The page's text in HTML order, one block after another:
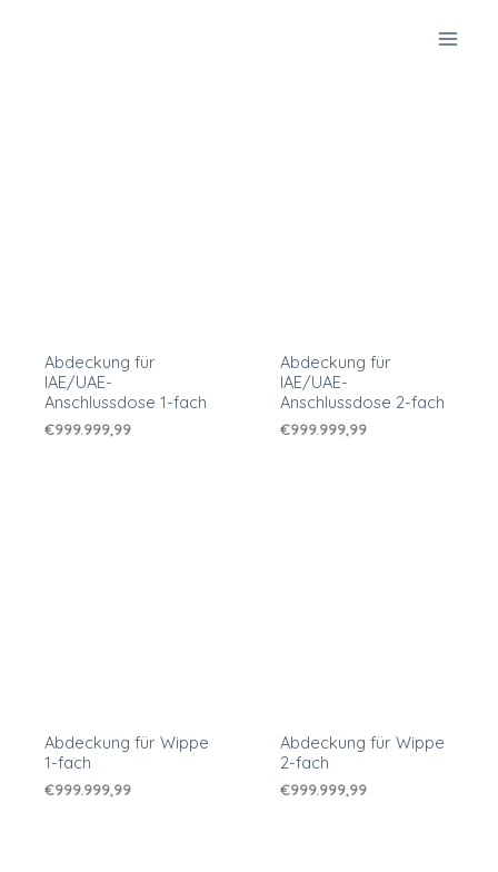
Abdeckung für
IAE/UAE-
Anschlussdose 1-fach
€999.999,99
Abdeckung für
IAE/UAE-
Anschlussdose 2-fach
€999.999,99
Abdeckung für Wippe
1-fach
€999.999,99
Abdeckung für Wippe
2-fach
€999.999,99